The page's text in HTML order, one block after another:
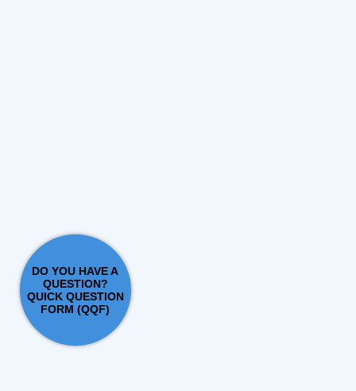
DO YOU HAVE A
QUESTION?
QUICK QUESTION
FORM (QQF)